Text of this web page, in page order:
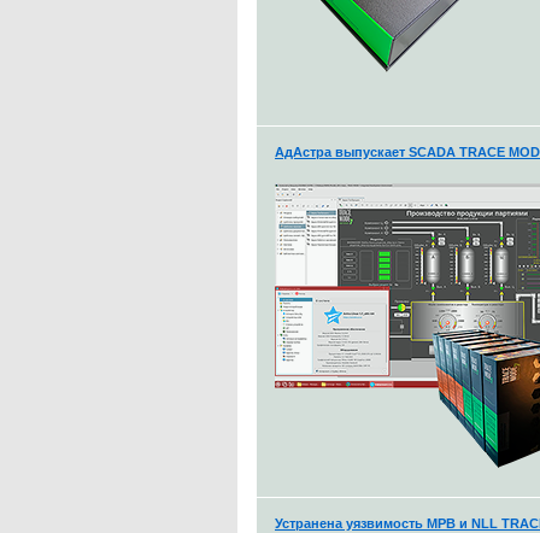
АдАстра выпускает SCADA TRACE
Устранена уязвимость МРВ и NLL